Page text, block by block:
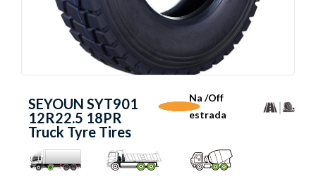
SEYOUN SYT901
12R22.5 18PR
Truck Tyre Tires
Na /Off
estrada